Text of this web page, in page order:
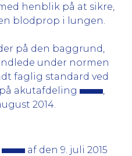
henblik på at sikre,
blodprop i lungen.
på den baggrund,
under normen
faglig standard ved
på akutafdeling
2014.
af den 9. juli 2015